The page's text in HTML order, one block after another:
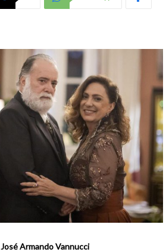
José Armando Vannucci